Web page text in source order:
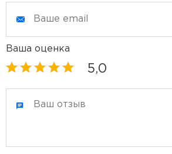
Ваша оценка
5,0